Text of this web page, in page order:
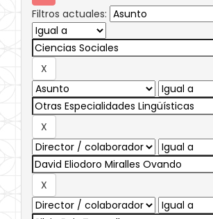
Filtros actuales: